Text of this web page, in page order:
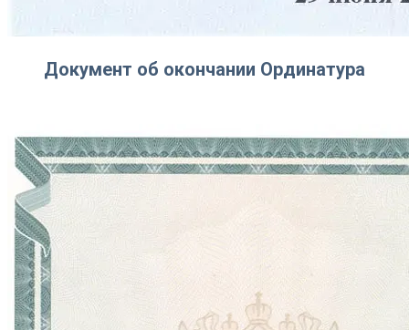
Документ об окончании Ординатура